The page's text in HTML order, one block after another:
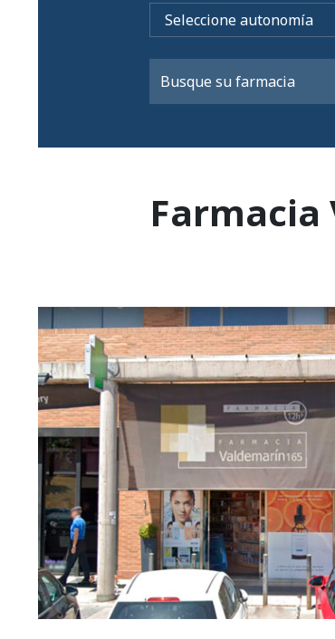
Farmacia